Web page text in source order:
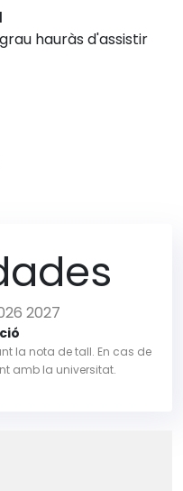
hauràs d'assistir
2027
la nota de tall. En cas de
amb la universitat.